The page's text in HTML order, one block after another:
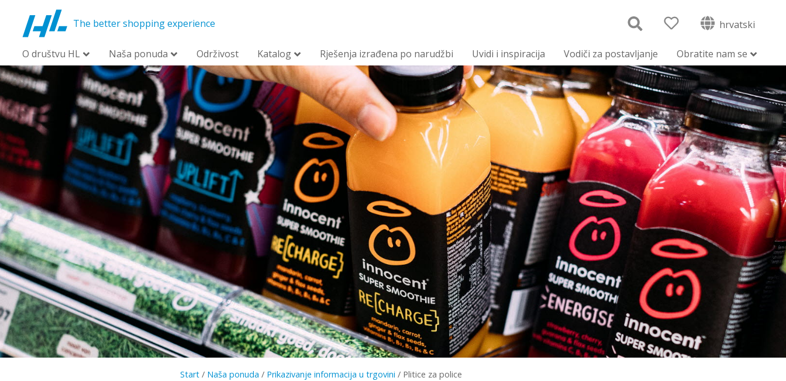
The better shopping experience hrvatski
O društvu HL Naša ponuda Održivost Katalog Rješenja izrađena po narudžbi Uvidi i inspiracija Vodiči za postavljanje Obratite nam se
Start/ Naša ponuda / Prikazivanje informacija u trgovini / Plitice za police